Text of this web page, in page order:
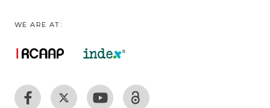
WE ARE AT: